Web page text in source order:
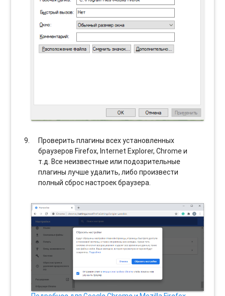
Проверить плагины всех установленных
браузеров Firefox, Internet Explorer, Chrome и
т.д. Все неизвестные или подозрительные
плагины лучше удалить, либо произвести
полный сброс настроек браузера.